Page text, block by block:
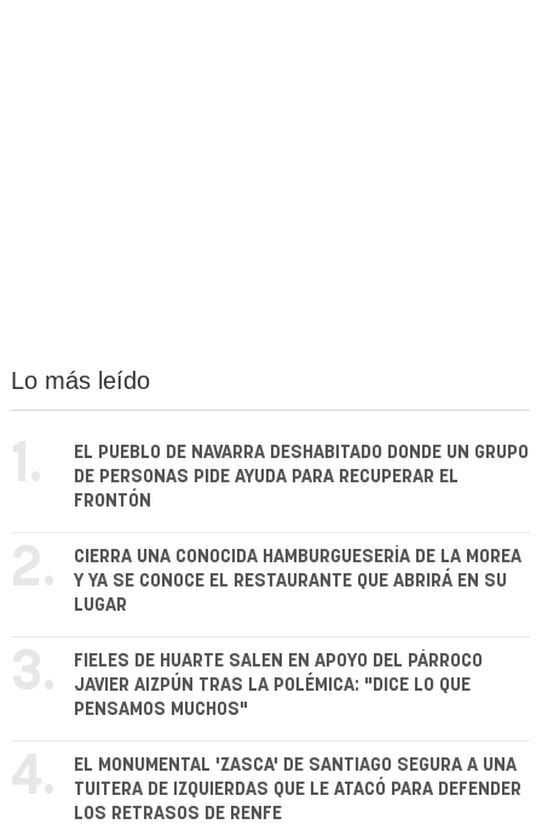
Lo más leído
1.
EL PUEBLO DE NAVARRA DESHABITADO DONDE UN GRUPO
DE PERSONAS PIDE AYUDA PARA RECUPERAR EL
FRONTÓN
2.
CIERRA UNA CONOCIDA HAMBURGUESERÍA DE LA MOREA
Y YA SE CONOCE EL RESTAURANTE QUE ABRIRÁ EN SU
LUGAR
3.
FIELES DE HUARTE SALEN EN APOYO DEL PÁRROCO
JAVIER AIZPÚN TRAS LA POLÉMICA: "DICE LO QUE
PENSAMOS MUCHOS"
4.
EL MONUMENTAL 'ZASCA' DE SANTIAGO SEGURA A UNA
TUITERA DE IZQUIERDAS QUE LE ATACÓ PARA DEFENDER
LOS RETRASOS DE RENFE